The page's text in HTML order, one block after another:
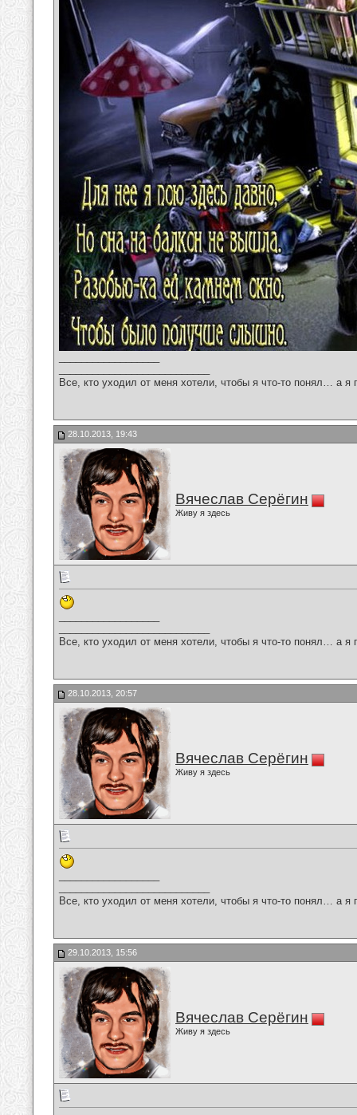
Все, кто уходил от меня хотели, чтобы я что-то понял… а
28.10.2013, 19:43
Вячеслав Серёгин
Живу я здесь
Все, кто уходил от меня хотели, чтобы я что-то понял… а
28.10.2013, 20:57
Вячеслав Серёгин
Живу я здесь
Все, кто уходил от меня хотели, чтобы я что-то понял… а
29.10.2013, 15:56
Вячеслав Серёгин
Живу я здесь